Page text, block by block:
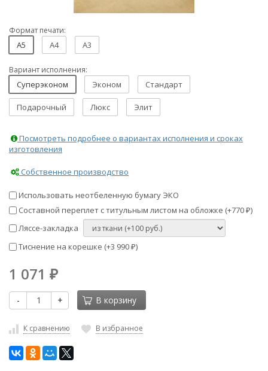
Формат печати:
A5 A4 A3
Вариант исполнения:
Суперэконом Эконом Стандарт
Подарочный Люкс Элит
Посмотреть подробнее о вариантах исполнения и сроках
изготовления
Собственное производство
Использовать неотбеленную бумагу ЭКО
Составной переплет с титульным листом на обложке (+770 ₽)
Ляссе-закладка
Тиснение на корешке (+3 990 ₽)
1 071 ₽
- + В корзину
К сравнению В избранное